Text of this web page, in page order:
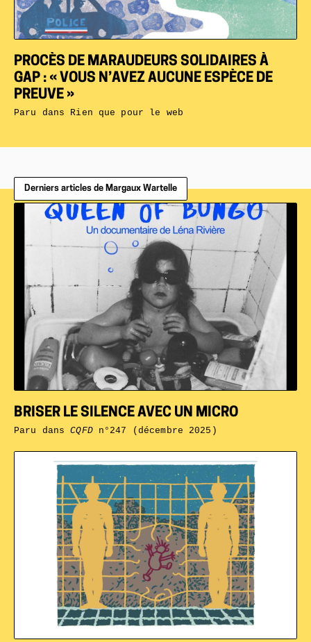
PROCÈS DE MARAUDEURS SOLIDAIRES À
GAP : « VOUS N’AVEZ AUCUNE ESPÈCE DE
PREUVE »
Paru dans Rien que pour le web
Derniers articles de Margaux Wartelle
BRISER LE SILENCE AVEC UN MICRO
Paru dansCQFDn°247 (décembre 2025)